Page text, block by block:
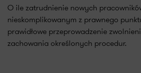
O ile zatrudnienie nowych
nieskomplikowanym z prawnego
prawidłowe przeprowadzenie
zachowania określonych procedur.